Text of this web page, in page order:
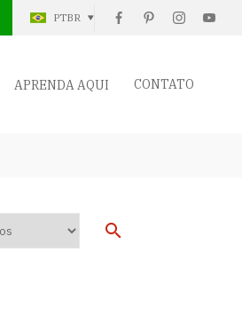
PTBR
APRENDA AQUI CONTATO